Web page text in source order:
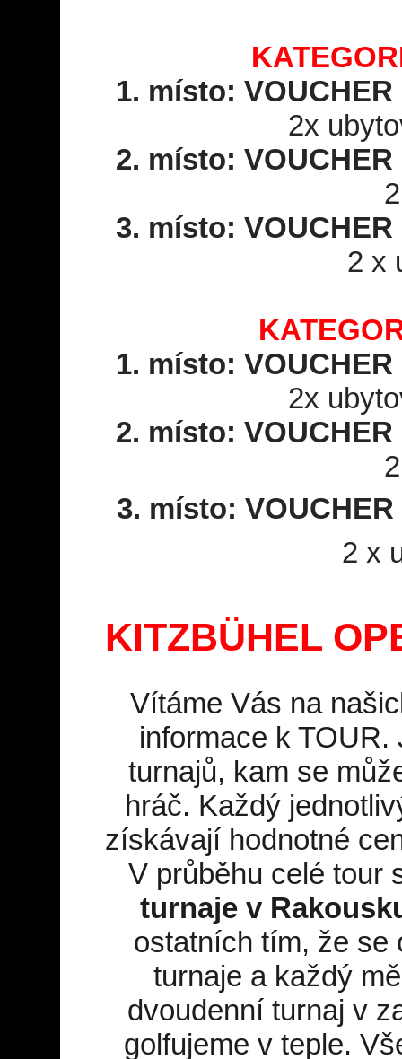
1. místo:
2x
2. místo:
3. místo:
2 x
1. místo:
2x
2. místo:
3. místo:
2 x
KITZBÜHEL
Vítáme Vás na
informace k
turnajů, kam se
hráč. Každý
získávají hodnotné
V průběhu celé tour
turnaje v
ostatních tím, že se
turnaje a každý
dvoudenní turnaj v
golfujeme v teple.